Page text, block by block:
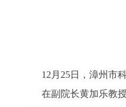
12月25日，漳州市
在副院长黄加乐教